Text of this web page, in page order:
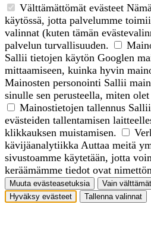
Välttämättömät evästeet
käytössä, jotta palvelumme
valinnat (kuten tämän
palvelun turvallisuuden.
Sallii tietojen käytön Googlen
mittaamiseen, kuinka hyvin
Mainosten personointi Sallii
sinulle sen perusteella, miten
Mainostietojen tallennus
evästeiden tallentamisen
klikkauksen muistamisen.
kävijäanalytiikka Auttaa meitä
sivustoamme käytetään, jotta
keräämämme tiedot ovat
Muuta evästeasetuksia
Vain
Hyväksy evästeet
Tallenna valinnat